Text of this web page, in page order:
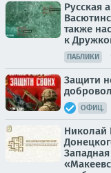
Русская
также
к
ПАБЛИКИ
Защити
ОФИЦ.
Николай